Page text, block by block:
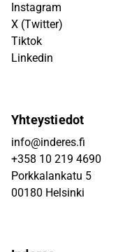
Instagram
X (Twitter)
Tiktok
Linkedin
Yhteystiedot
info@inderes.fi
+358 10 219 4690
Porkkalankatu 5
00180 Helsinki